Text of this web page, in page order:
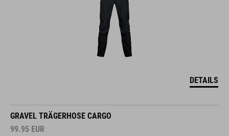
DETAILS
GRAVEL TRÄGERHOSE CARGO
99.95 EUR